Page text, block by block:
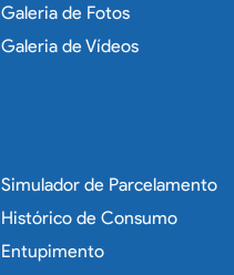
Galeria de Fotos
Galeria de Vídeos
Simulador de Parcelamento
Histórico de Consumo
Entupimento